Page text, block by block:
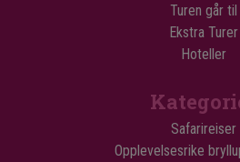
Turen går til
Ekstra Turer
Hoteller
Safarireiser
Opplevelsesrike